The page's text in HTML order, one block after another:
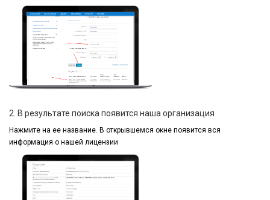
2. В результате поиска появится наша организация
Нажмите на ее название. В открывшемся окне появится вся
информация о нашей лицензии